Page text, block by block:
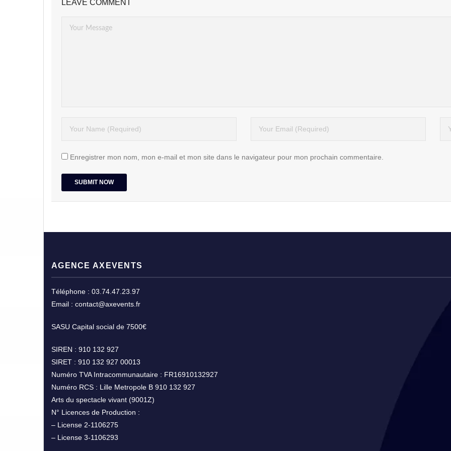
LEAVE COMMENT
Enregistrer mon nom, mon e-mail et mon site dans le navigateur pour mon prochain commentaire.
AGENCE AXEVENTS
Téléphone : 03.74.47.23.97
Email : contact@axevents.fr
SASU Capital social de 7500€
SIREN : 910 132 927
SIRET : 910 132 927 00013
Numéro TVA Intracommunautaire : FR16910132927
Numéro RCS : Lille Metropole B 910 132 927
Arts du spectacle vivant (9001Z)
N° Licences de Production :
– License 2-1106275
– License 3-1106293